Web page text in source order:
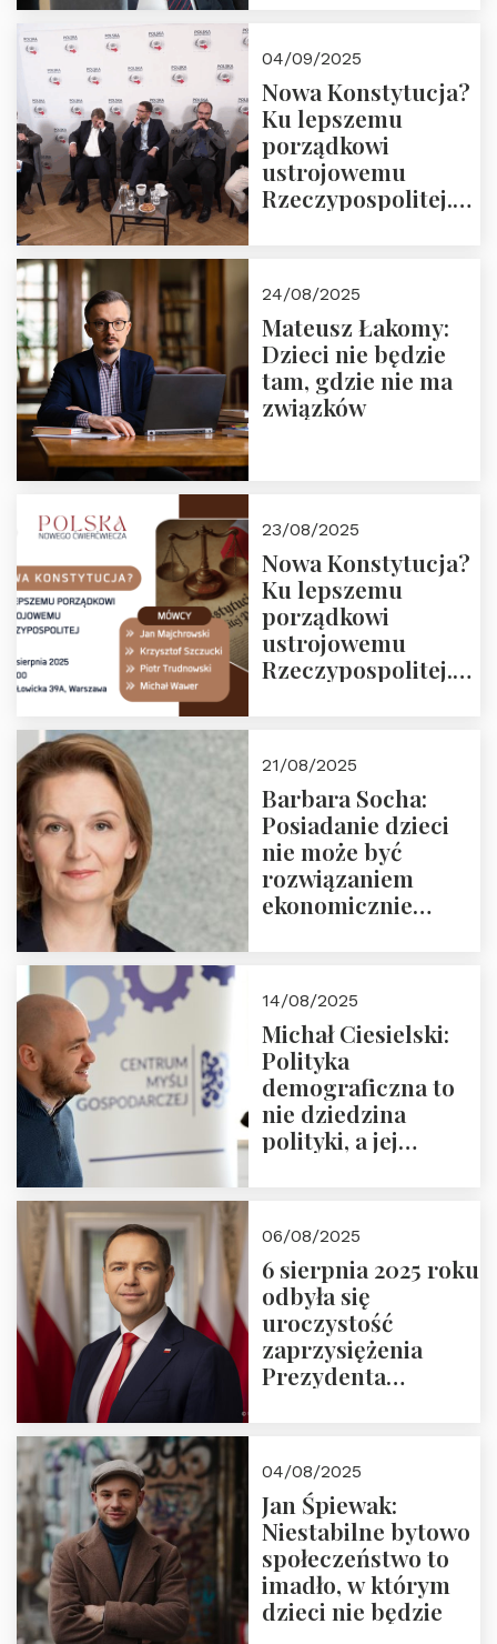
04/09/2025
Nowa Konstytucja?
Ku lepszemu
porządkowi
ustrojowemu
Rzeczypospolitej.
24/08/2025
Mateusz Łakomy:
Dzieci nie będzie
tam, gdzie nie ma
związków
23/08/2025
Nowa Konstytucja?
Ku lepszemu
porządkowi
ustrojowemu
Rzeczypospolitej.
Nowego
Ćwierćwiecza”
21/08/2025
Barbara Socha:
Posiadanie dzieci
nie może być
rozwiązaniem
ekonomicznie
14/08/2025
Michał Ciesielski:
Polityka
demograficzna to
nie dziedzina
polityki, a jej
06/08/2025
6 sierpnia 2025 roku
odbyła się
uroczystość
zaprzysiężenia
Prezydenta
Nawrockiego
04/08/2025
Jan Śpiewak:
Niestabilne bytowo
społeczeństwo to
imadło, w którym
dzieci nie będzie